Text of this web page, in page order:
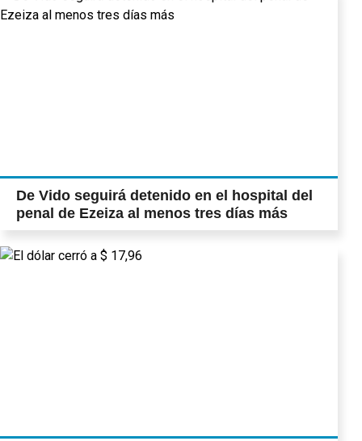
De Vido seguirá detenido en el hospital del
penal de Ezeiza al menos tres días más